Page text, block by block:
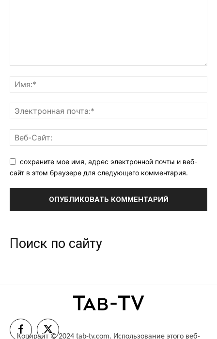
сохраните мое имя, адрес электронной почты и веб-
сайт в этом браузере для следующего комментария.
Поиск по сайту
Копирайт © 2024 tab-tv.com. Использование этого веб-